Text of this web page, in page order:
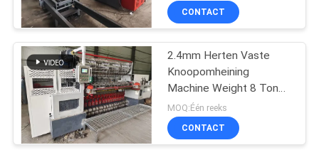
Making van gelijkstroom
24v
CONTACT
2.4mm Herten Vaste
Knoopomheining
Machine Weight 8 Ton
Breedte 2440mm
MOQ:Één reeks
CONTACT